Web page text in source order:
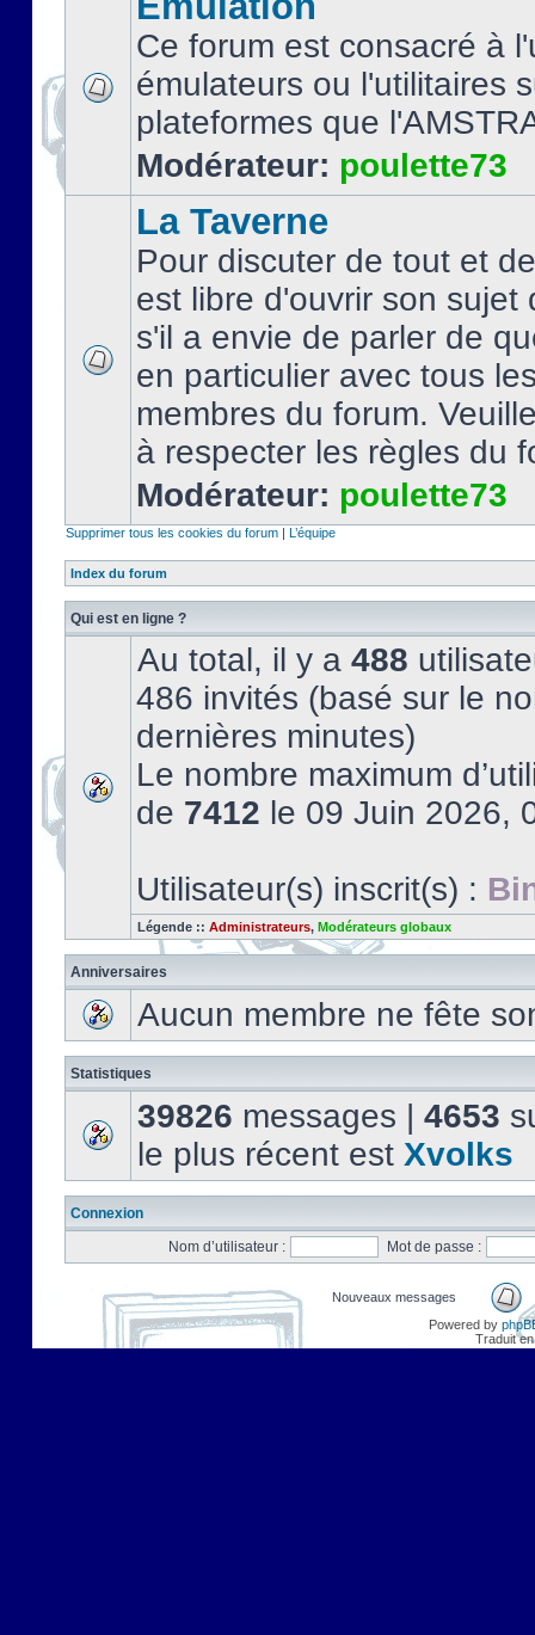
Ce forum est consacré à
émulateurs ou l'utilitaires
plateformes que
Modérateur: poulette73
La Taverne
Pour discuter de tout et
est libre d'ouvrir son sujet
s'il a envie de parler de
en particulier avec tous
membres du forum.
à respecter les règles du
Modérateur: poulette73
Supprimer tous les cookies du forum | L’équipe
Index du forum
Qui est en ligne ?
Au total, il y a 488
486 invités (basé sur le
dernières minutes)
Le nombre maximum
de 7412 le 09 Juin 2026,
Utilisateur(s) inscrit(s) :
Légende :: Administrateurs, Modérateurs globaux
Anniversaires
Aucun membre ne fête
Statistiques
39826 messages | 4653
le plus récent est Xvolks
Connexion
Nom d’utilisateur :
Mot de passe :
Nouveaux messages
Powered by
Traduit